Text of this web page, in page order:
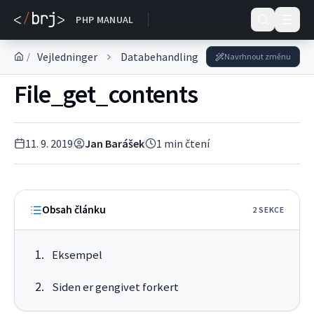
PHP MANUAL
DOKUMENTACE
/ Vejledninger Databehandling Arbejde med filer
Navrhnout změnu
File_get_contents
11. 9. 2019 Jan Barášek 1 min čtení
Obsah článku 2 SEKCE
Eksempel
Siden er gengivet forkert